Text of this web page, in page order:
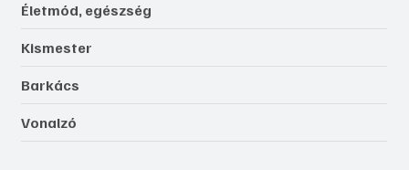
Életmód, egészség
Kismester
Barkács
Vonalzó